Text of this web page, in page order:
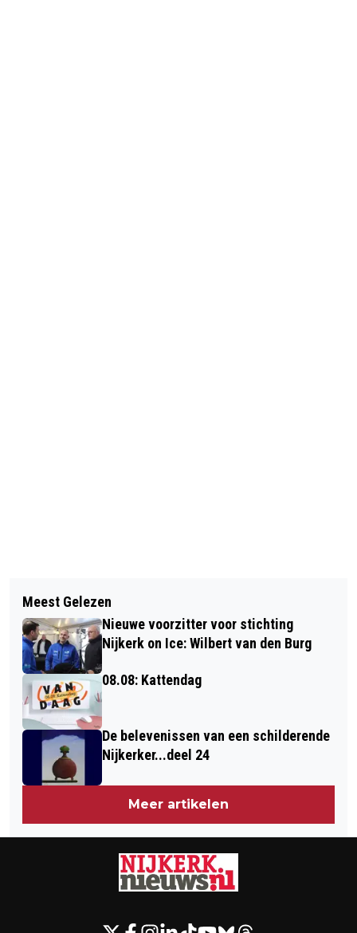
MAN UIT BUNSCHOTEN VEROORDEELD
VOOR BETASTEN MEDEWERKSTER IN
NIJKERK
WINKELDIEFSTALLEN IN NIJKERK:
WAT ZEGGEN DE CIJFERS?
Meest Gelezen
Nieuwe voorzitter voor stichting
Nijkerk on Ice: Wilbert van den Burg
08.08: Kattendag
De belevenissen van een schilderende
Nijkerker...deel 24
Meer artikelen